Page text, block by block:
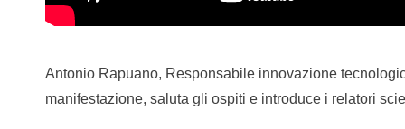
Antonio Rapuano, Responsabile innovazione
manifestazione, saluta gli ospiti e introduce i relatori